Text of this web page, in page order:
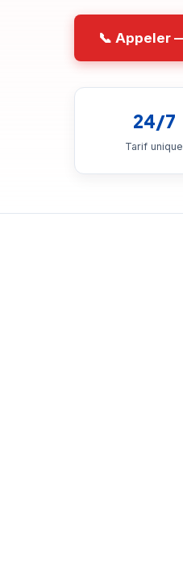
📞 Appeler
24/7
Tarif unique